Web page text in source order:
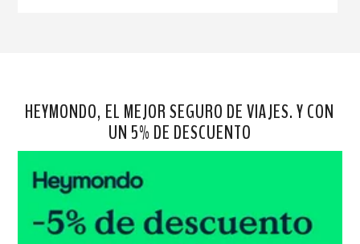
HEYMONDO, EL MEJOR SEGURO DE VIAJES. Y CON
UN 5% DE DESCUENTO